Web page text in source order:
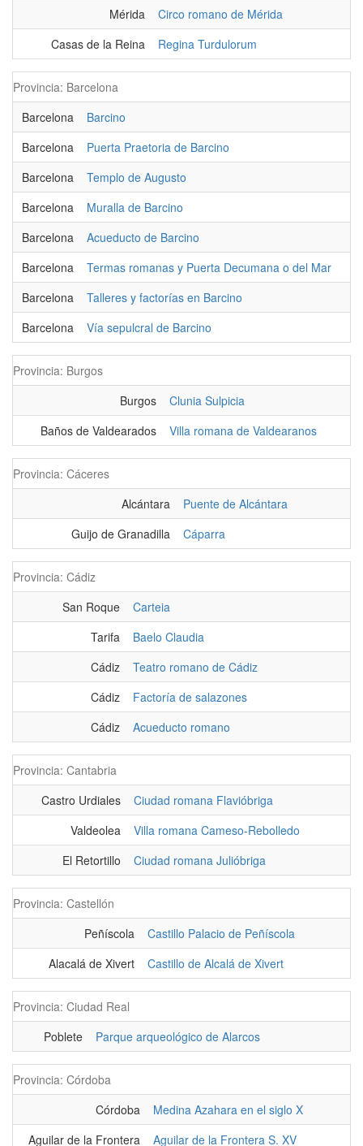
Mérida
Circo romano de Mérida
Casas de la Reina
Regina Turdulorum
Provincia: Barcelona
Barcelona
Barcino
Barcelona
Puerta Praetoria de Barcino
Barcelona
Templo de Augusto
Barcelona
Muralla de Barcino
Barcelona
Acueducto de Barcino
Barcelona
Termas romanas y Puerta Decumana o del Mar
Barcelona
Talleres y factorías en Barcino
Barcelona
Vía sepulcral de Barcino
Provincia: Burgos
Burgos
Clunia Sulpicia
Baños de Valdearados
Villa romana de Valdearanos
Provincia: Cáceres
Alcántara
Puente de Alcántara
Guijo de Granadilla
Cáparra
Provincia: Cádiz
San Roque
Carteia
Tarifa
Baelo Claudia
Cádiz
Teatro romano de Cádiz
Cádiz
Factoría de salazones
Cádiz
Acueducto romano
Provincia: Cantabria
Castro Urdiales
Ciudad romana Flavióbriga
Valdeolea
Villa romana Cameso-Rebolledo
El Retortillo
Ciudad romana Julióbriga
Provincia: Castellón
Peñíscola
Castillo Palacio de Peñíscola
Alacalá de Xivert
Castillo de Alcalá de Xivert
Provincia: Ciudad Real
Poblete
Parque arqueológico de Alarcos
Provincia: Córdoba
Córdoba
Medina Azahara en el siglo X
Aguilar de la Frontera
Aguilar de la Frontera S. XV